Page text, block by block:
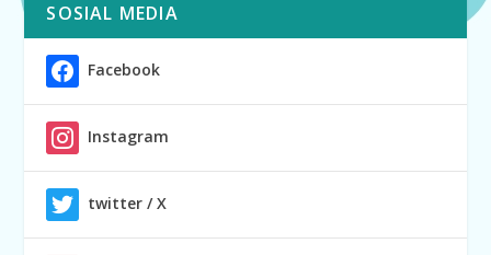
SOSIAL MEDIA
Facebook
Instagram
twitter / X